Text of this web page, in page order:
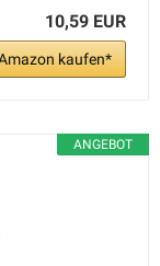
10,59 EUR
kaufen*
ANGEBOT